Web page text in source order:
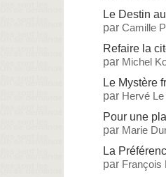
Le Destin
par Camille
Refaire la
par Michel
Le Mystère
par Hervé
Pour une
par Marie
La
par François